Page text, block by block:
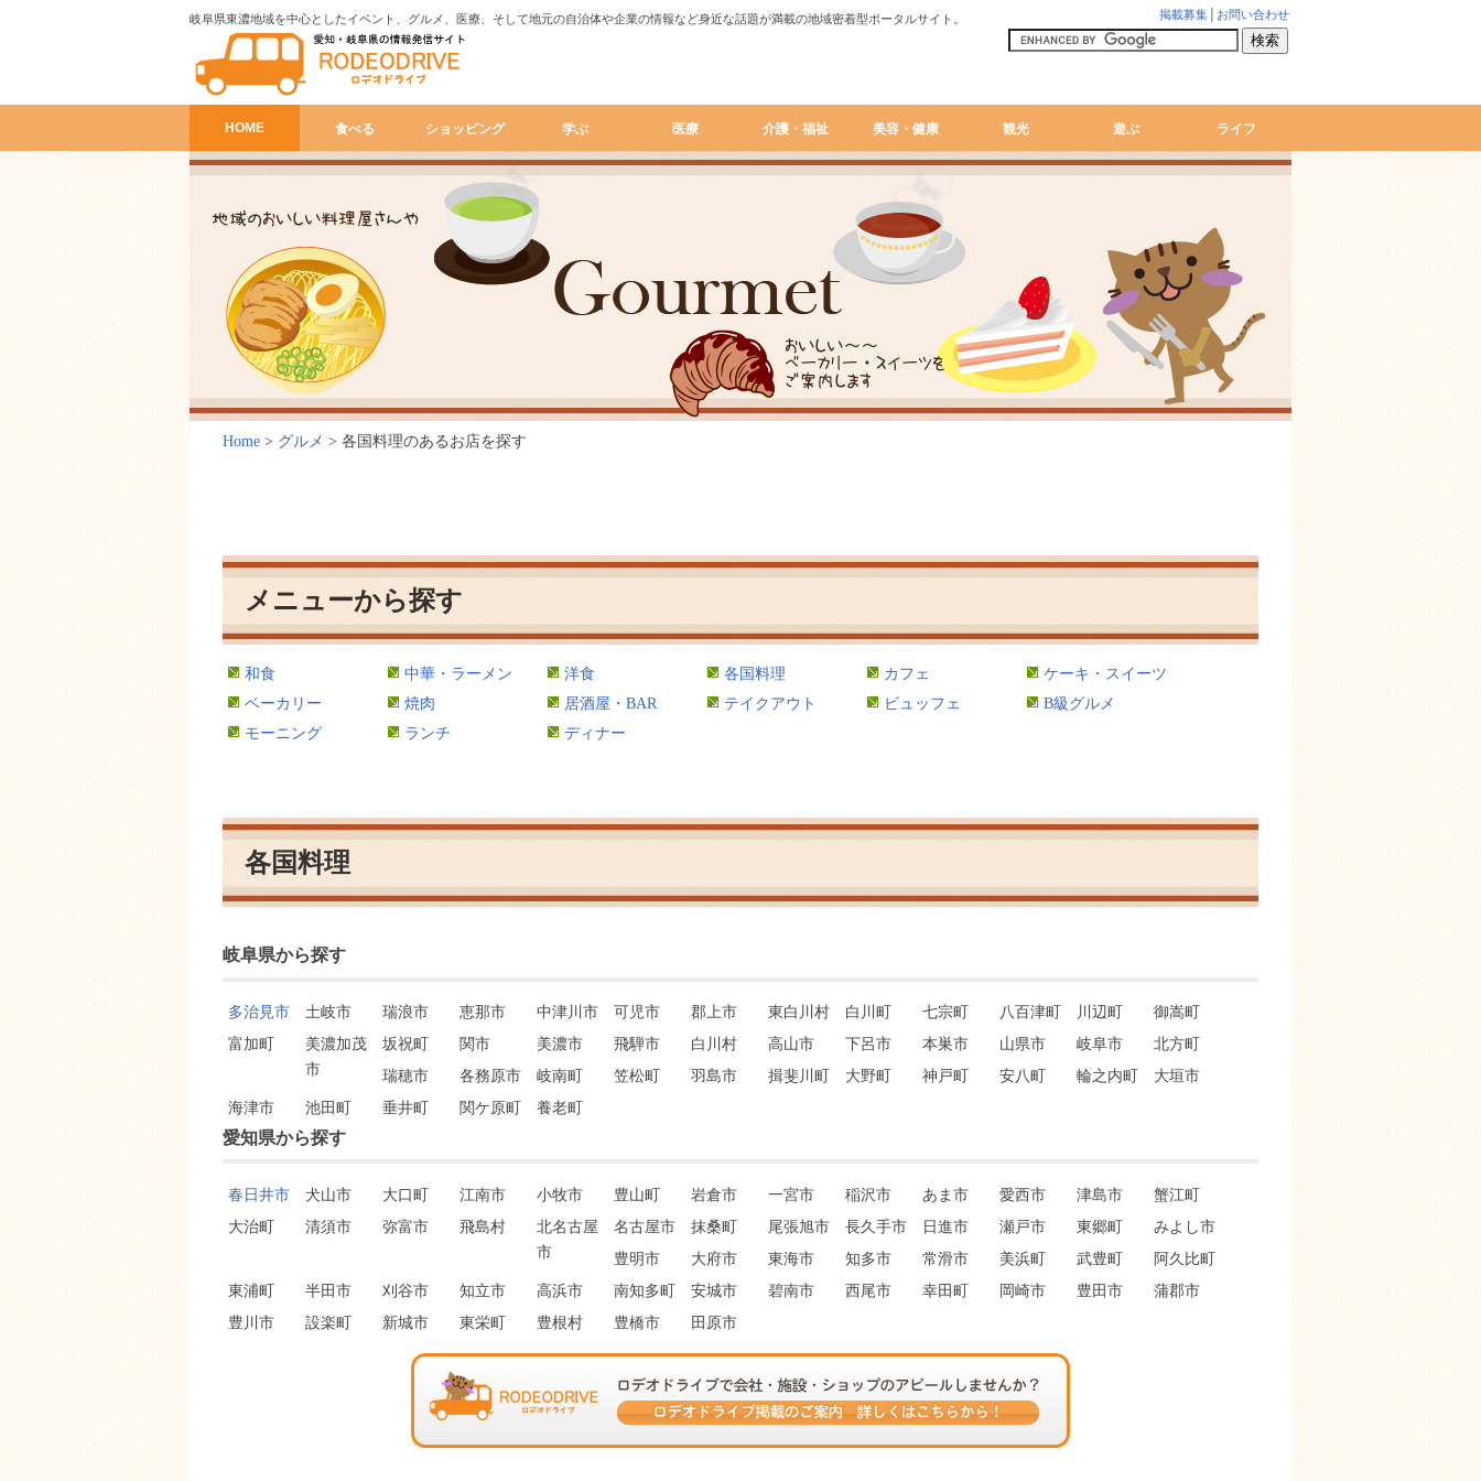
岐阜県東濃地域を中心としたイベント、グルメ、医療、そして地元の自治体や企業の情報など身近な話題が満載の地域密着型ポータルサイト。 掲載募集 お問い合わせ
HOME 食べる ショッピング 学ぶ 医療 介護・福祉 美容・健康 観光 遊ぶ ライフ
Home > グルメ > 各国料理のあるお店を探す
メニューから探す
和食 中華・ラーメン 洋食 各国料理 カフェ
ケーキ・スイーツ
ベーカリー
焼肉 居酒屋・BAR テイクアウト ビュッフェ
B級グルメ
モーニング
ランチ ディナー
各国料理
岐阜県から探す
多治見市 土岐市 瑞浪市 恵那市 中津川市 可児市 郡上市 東白川村 白川町 七宗町 八百津町 川辺町
御嵩町
富加町
美濃加茂
市
坂祝町 関市 美濃市 飛騨市 白川村 高山市 下呂市 本巣市 山県市 岐阜市
北方町
瑞穂市
各務原市 岐南町 笠松町 羽島市 揖斐川町 大野町 神戸町 安八町 輪之内町
大垣市
海津市
池田町 垂井町 関ケ原町 養老町
愛知県から探す
春日井市 犬山市 大口町 江南市 小牧市 豊山町 岩倉市 一宮市 稲沢市 あま市 愛西市 津島市
蟹江町
大治町
清須市 弥富市 飛島村
北名古屋
市
名古屋市 抹桑町 尾張旭市 長久手市 日進市 瀬戸市 東郷町
みよし市
豊明市
大府市 東海市 知多市 常滑市 美浜町 武豊町
阿久比町
東浦町
半田市 刈谷市 知立市 高浜市 南知多町 安城市 碧南市 西尾市 幸田町 岡崎市 豊田市
蒲郡市
豊川市
設楽町 新城市 東栄町 豊根村 豊橋市 田原市